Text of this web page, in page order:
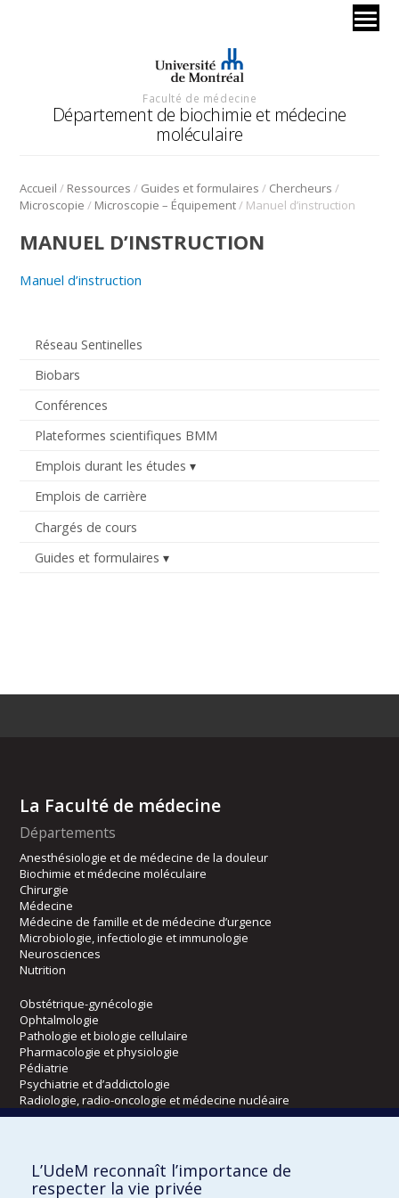
Faculté de médecine
Département de biochimie et médecine
moléculaire
Accueil / Ressources / Guides et formulaires / Chercheurs /
Microscopie / Microscopie – Équipement/ Manuel d’instruction
Réseau Sentinelles
Biobars
Conférences
Plateformes scientifiques BMM
Emplois durant les études
Emplois de carrière
Chargés de cours
Guides et formulaires
MANUEL D’INSTRUCTION
Manuel d’instruction
La Faculté de médecine
Départements
Anesthésiologie et de médecine de la douleur
Biochimie et médecine moléculaire
Chirurgie
Médecine
Médecine de famille et de médecine d’urgence
Microbiologie, infectiologie et immunologie
Neurosciences
Nutrition
Obstétrique-gynécologie
Ophtalmologie
Pathologie et biologie cellulaire
Pharmacologie et physiologie
Pédiatrie
Psychiatrie et d’addictologie
Radiologie, radio-oncologie et médecine nucléaire
Écoles
Kinésiologie et des sciences de l’activité physique
L’UdeM reconnaît l’importance de
respecter la vie privée